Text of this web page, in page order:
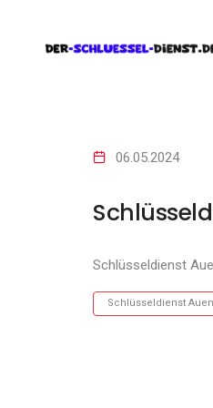
06.05.2024
Schlüsseldienst
Schlüsseldienst